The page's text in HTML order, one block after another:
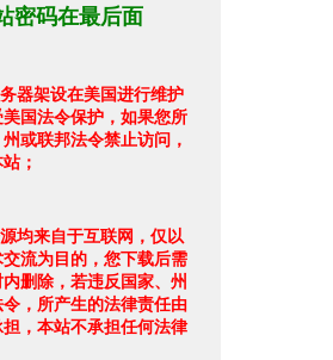
密码在最后面
器架设在美国进行维护
国法令保护，如果您所
或联邦法令禁止访问，
；
均来自于互联网，仅以
流为目的，您下载后需
删除，若违反国家、州
，所产生的法律责任由
，本站不承担任何法律